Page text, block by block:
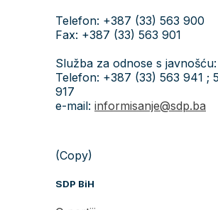
Telefon: +387 (33) 563 900
Fax: +387 (33) 563 901
Služba za odnose s javnošću:
Telefon: +387 (33) 563 941 ;
917
e-mail: informisanje@sdp.ba
(Copy)
SDP BiH